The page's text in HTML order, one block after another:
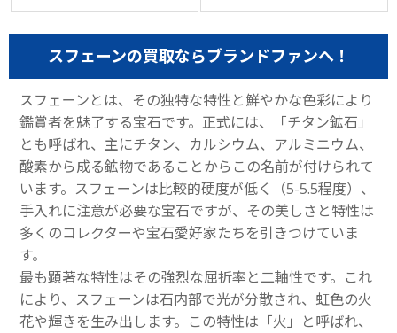
スフェーンの買取ならブランドファンへ！
スフェーンとは、その独特な特性と鮮やかな色彩により
鑑賞者を魅了する宝石です。正式には、「チタン鉱石」
とも呼ばれ、主にチタン、カルシウム、アルミニウム、
酸素から成る鉱物であることからこの名前が付けられて
います。スフェーンは比較的硬度が低く（5-5.5程度）、
手入れに注意が必要な宝石ですが、その美しさと特性は
多くのコレクターや宝石愛好家たちを引きつけていま
す。
最も顕著な特性はその強烈な屈折率と二軸性です。これ
により、スフェーンは石内部で光が分散され、虹色の火
花や輝きを生み出します。この特性は「火」と呼ばれ、